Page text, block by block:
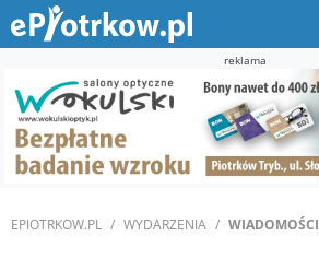
reklama
EPIOTRKOW.PL WYDARZENIA WIADOMOŚCI